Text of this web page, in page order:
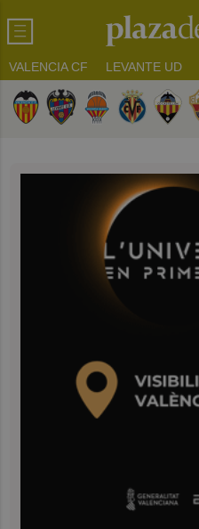
VALENCIA CF LEVANTE UD